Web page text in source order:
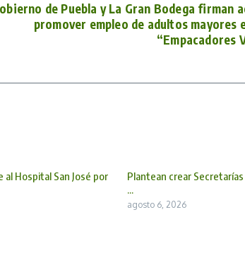
de Puebla y La Gran Bodega firman
promover empleo de adultos mayores
“Empacadores
Hospital San José por
Plantean crear
...
agosto 6, 2026